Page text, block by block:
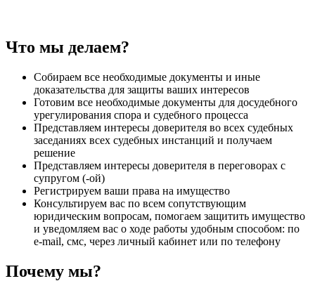
Что мы делаем?
Собираем все необходимые документы и иные
доказательства для защиты ваших интересов
Готовим все необходимые документы для досудебного
урегулирования спора и судебного процесса
Представляем интересы доверителя во всех судебных
заседаниях всех судебных инстанций и получаем
решение
Представляем интересы доверителя в переговорах с
супругом (-ой)
Регистрируем ваши права на имущество
Консультируем вас по всем сопутствующим
юридическим вопросам, помогаем защитить имущество
и уведомляем вас о ходе работы удобным способом: по
e-mail, смс, через личный кабинет или по телефону
Почему мы?